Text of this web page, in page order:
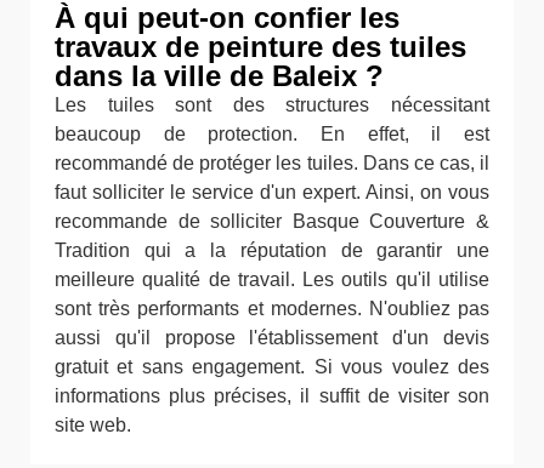
À qui peut-on confier les
travaux de peinture des tuiles
dans la ville de Baleix ?
Les tuiles sont des structures nécessitant
beaucoup de protection. En effet, il est
recommandé de protéger les tuiles. Dans ce cas, il
faut solliciter le service d'un expert. Ainsi, on vous
recommande de solliciter Basque Couverture &
Tradition qui a la réputation de garantir une
meilleure qualité de travail. Les outils qu'il utilise
sont très performants et modernes. N'oubliez pas
aussi qu'il propose l'établissement d'un devis
gratuit et sans engagement. Si vous voulez des
informations plus précises, il suffit de visiter son
site web.